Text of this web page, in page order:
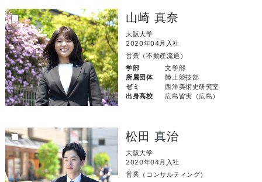
山崎 真奈
大阪大学
2020年04月入社
営業（不動産流通）
学部
文学部
所属団体
陸上競技部
ゼミ
西洋美術史研究室
出身高校
広島皆実（広島）
松田 真治
大阪大学
2020年04月入社
営業（コンサルティング）